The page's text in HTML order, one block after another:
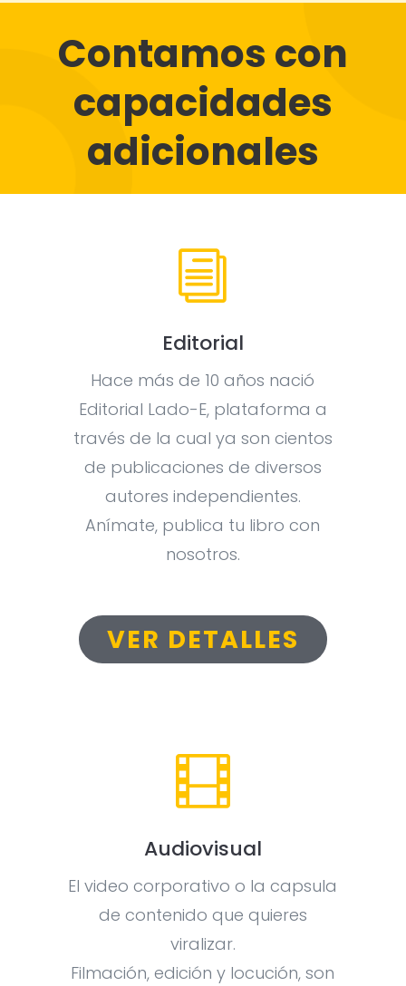
Contamos con
capacidades
adicionales
i
Editorial
Hace más de 10 años nació
Editorial Lado-E, plataforma a
través de la cual ya son cientos
de publicaciones de diversos
autores independientes.
Anímate, publica tu libro con
nosotros.
VER DETALLES

Audiovisual
El video corporativo o la capsula
de contenido que quieres
viralizar.
Filmación, edición y locución, son